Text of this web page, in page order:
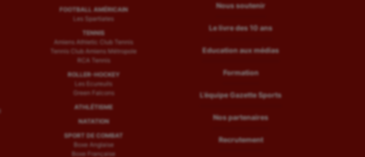
FOOTBALL AMÉRICAIN
Les Spartiates
TENNIS
Amiens Athletic Club Tennis
Tennis Club Amiens Métropole
RCA Tennis
ROLLER-HOCKEY
Les Ecureuils
Green Falcons
ATHLÉTISME
NATATION
SPORT DE COMBAT
Boxe Anglaise
Boxe Française
Nous soutenir
Le livre des 10 ans
Education aux médias
Formation
L’équipe Gazette Sports
Nos partenaires
Recrutement